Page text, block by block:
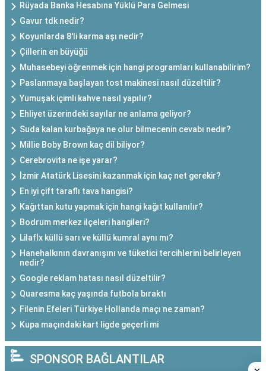
Rüyada Banka Hesabına Yüklü Para Gelmesi
Gavur tdk nedir?
Koyunlarda 8'li karma aşı nedir?
Çillerin en büyüğü
Muhasebeyi öğrenmek için hangi programları kullanabilirim?
Paslanmaya başlayan tost makinesi nasıl düzeltilir?
Yumuşak içimli kahve nasıl yapılır?
Ehliyet üzerindeki sayılar ne anlama geliyor?
Suda kalan kurbağaya ne olur bilmecenin cevabı nedir?
Millie Boby Brown kaç dil biliyor?
Cerebrovita ne işe yarar?
İzmir Atatürk Lisesini kazanmak için kaç net gerekir?
En iyi çift taraflı tava hangisi?
Kağıttan kutu yapmak için hangi kağıt kullanılır?
Bodrum merkez ilçeleri hangileri?
Lilafİx küllü sarı ve küllü kumral aynı mı?
Hanehalkının davranışını ve tüketici tercihlerini belirleyen
nedir?
Google reklam hatası nasıl düzeltilir?
Quaresma kaç yaşında futbola bıraktı
Filenin Efeleri Türkiye Hollanda maçı ne zaman?
Kupa maçındaki kart ligde geçerli mi
SPONSOR BAĞLANTILAR